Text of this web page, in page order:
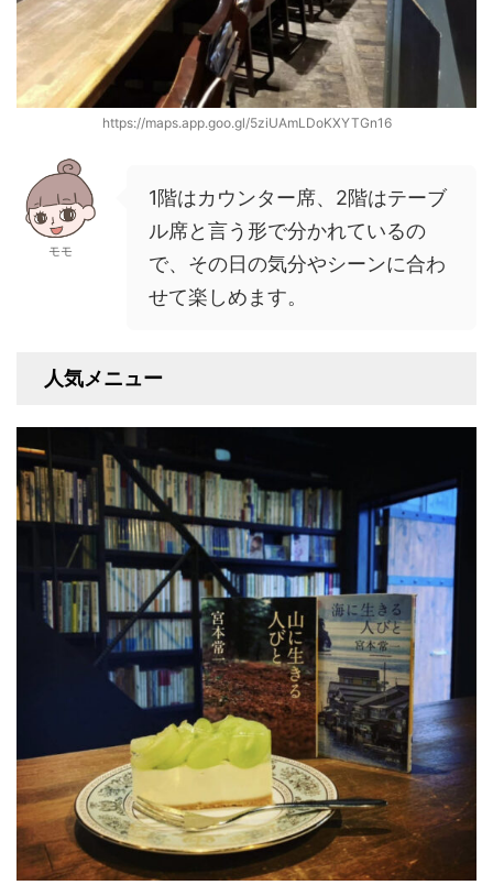
https://maps.app.goo.gl/5ziUAmLDoKXYTGn16
モモ
1階はカウンター席、2階はテーブ
ル席と言う形で分かれているの
で、その日の気分やシーンに合わ
せて楽しめます。
人気メニュー